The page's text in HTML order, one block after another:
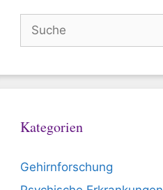
Kategorien
Gehirnforschung